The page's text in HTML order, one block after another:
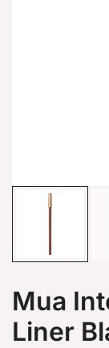
Mua
Liner